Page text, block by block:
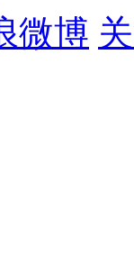
微博